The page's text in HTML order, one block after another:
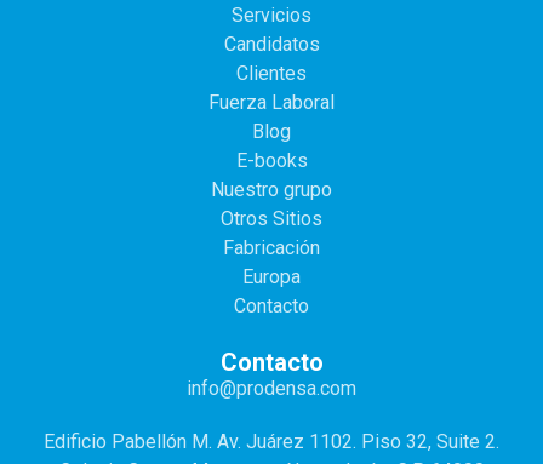
Servicios
Candidatos
Clientes
Fuerza Laboral
Blog
E-books
Nuestro grupo
Otros Sitios
Fabricación
Europa
Contacto
Contacto
info@prodensa.com
Edificio Pabellón M. Av. Juárez 1102. Piso 32, Suite 2.